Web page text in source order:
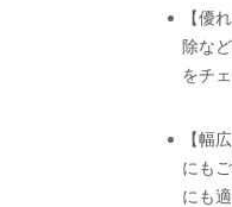
【優
除な
をチ
【幅
にも
にも